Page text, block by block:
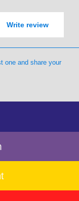
Write review
one and share your